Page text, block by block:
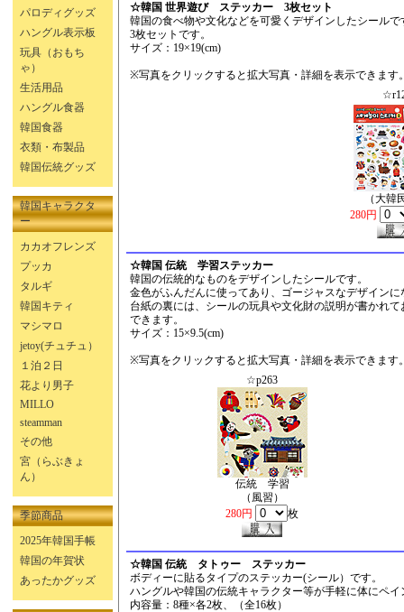
パロディグッズ
ハングル表示板
玩具（おもち
ゃ）
生活用品
ハングル食器
韓国食器
衣類・布製品
韓国伝統グッズ
韓国キャラクタ
ー
カカオフレンズ
プッカ
タルギ
韓国キティ
マシマロ
jetoy(チュチュ）
１泊２日
花より男子
MILLO
steamman
その他
宮（らぶきょ
ん）
季節商品
2025年韓国手帳
韓国の年賀状
あったかグッズ
☆韓国 世界遊び ステッカー 3枚セット
韓国の食べ物や文化などを可愛くデザインしたシールで
3枚セットです。
サイズ：19×19(cm)
※写真をクリックすると拡大写真・詳細を表示できます
（大韓
280円
☆韓国 伝統 学習ステッカー
韓国の伝統的なものをデザインしたシールです。
金色がふんだんに使ってあり、ゴージャスなデザインに
台紙の裏には、シールの玩具や文化財の説明が書かれ
できます。
サイズ：15×9.5(cm)
※写真をクリックすると拡大写真・詳細を表示できます
☆p263
伝統 学習
（風習）
280円
枚
☆韓国 伝統 タトゥー ステッカー
ボディーに貼るタイプのステッカー(シール）です。
ハングルや韓国の伝統キャラクター等が手軽に体にペイ
内容量：8種×各2枚、（全16枚）